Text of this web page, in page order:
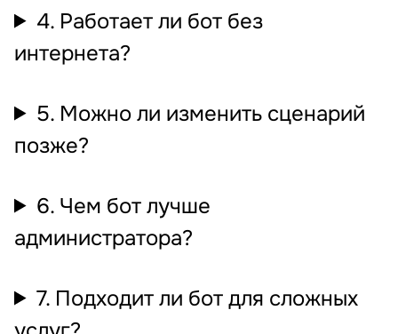
4. Работает ли бот без
интернета?
5. Можно ли изменить сценарий
позже?
6. Чем бот лучше
администратора?
7. Подходит ли бот для сложных